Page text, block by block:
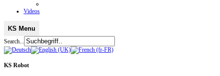
Videos
KS Menu
Search...
KS Robot